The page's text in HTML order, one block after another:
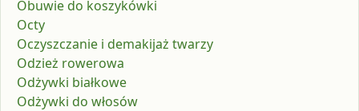
Obuwie do koszykówki
Octy
Oczyszczanie i demakijaż twarzy
Odzież rowerowa
Odżywki białkowe
Odżywki do włosów